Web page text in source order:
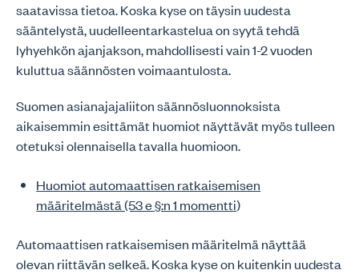
saatavissa tietoa. Koska kyse on täysin uudesta
sääntelystä, uudelleentarkastelua on syytä tehdä
lyhyehkön ajanjakson, mahdollisesti vain 1-2 vuoden
kuluttua säännösten voimaantulosta.
Suomen asianajajaliiton säännösluonnoksista
aikaisemmin esittämät huomiot näyttävät myös tulleen
otetuksi olennaisella tavalla huomioon.
Huomiot automaattisen ratkaisemisen
määritelmästä (53 e §:n 1 momentti)
Automaattisen ratkaisemisen määritelmä näyttää
olevan riittävän selkeä. Koska kyse on kuitenkin uudesta